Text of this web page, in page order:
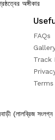
অঙ্গীকার
FAQs
Track
(লালব্রিজ